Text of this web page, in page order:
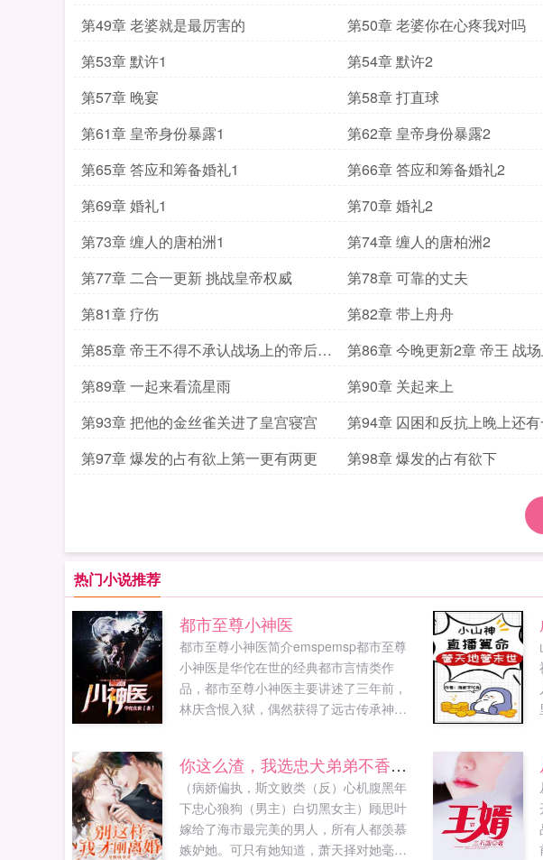
驱逐情敌
第49章 老婆就是最厉害的 第50章 老婆你在心疼我对吗
第53章 默许1
第54章 默许2
第57章 晚宴
第58章 打直球
第61章 皇帝身份暴露1
第62章 皇帝身份暴露2
第65章 答应和筹备婚礼1
第66章 答应和筹备婚礼2
第69章 婚礼1
第70章 婚礼2
第73章 缠人的唐柏洲1
第74章 缠人的唐柏洲2
第77章 二合一更新 挑战皇帝权威
第78章 可靠的丈夫
第81章 疗伤
第82章 带上舟舟
第85章 帝王不得不承认战场上的帝后才
是最迷人的上
第86章 今晚更新2章 帝王 战
才是最美的下
第89章 一起来看流星雨
第90章 关起来上
第93章 把他的金丝雀关进了皇宫寝宫
第94章 囚困和反抗上晚上还
第97章 爆发的占有欲上第一更有两更
第98章 爆发的占有欲下
热门小说推荐
都市至尊小神医
都市至尊小神医简介emspemsp都市至尊
小神医是华佗在世的经典都市言情类作
品，都市至尊小神医主要讲述了三年前，
林庆含恨入狱，偶然获得了远古传承神农
（haitangshuwucom）提供都市至尊小神
医最新章节全文免费阅读！。...
你这么渣，我选忠犬弟弟不香吗？
（病娇偏执，斯文败类（反）心机腹黑年
下忠心狼狗（男主）白切黑女主）顾思叶
嫁给了海市最完美的男人，所有人都羡慕
嫉妒她。可只有她知道，萧天择对她毫无